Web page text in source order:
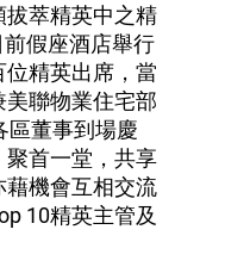
萃精英中之精
假座酒店舉行
精英出席，當
美聯物業住宅部
區董事到場慶
聚首一堂，共享
機會互相交流
10精英主管及